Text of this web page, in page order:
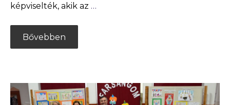
képviselték, akik az …
Bővebben